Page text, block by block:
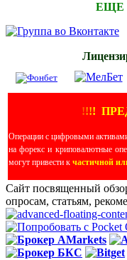
ЕЩЕ
!!!!
Операции с цифровыми
на форекс и криповалютные
могут привести к частичной
Сайт посвященный
опросам, статьям,